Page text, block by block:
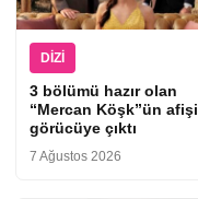
DIZI
3 bölümü hazır olan
“Mercan Köşk”ün afişi
görücüye çıktı
7 Ağustos 2026